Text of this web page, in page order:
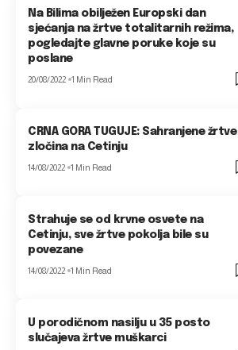
Na Bilima obilježen Europski dan
sjećanja na žrtve totalitarnih režima,
pogledajte glavne poruke koje su
poslane
20/08/2022 1 Min Read
CRNA GORA TUGUJE: Sahranjene žrtve
zločina na Cetinju
14/08/2022 1 Min Read
Strahuje se od krvne osvete na
Cetinju, sve žrtve pokolja bile su
povezane
14/08/2022 1 Min Read
U porodičnom nasilju u 35 posto
slučajeva žrtve muškarci